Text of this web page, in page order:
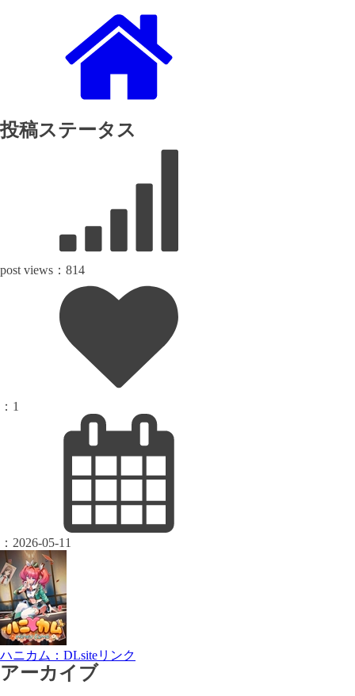
投稿ステータス
post views： 814
： 1
： 2026-05-11
ハニカム：DLsiteリンク
アーカイブ